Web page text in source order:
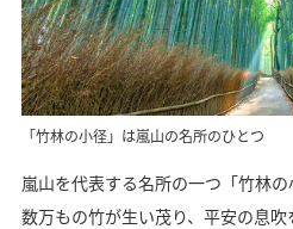
「竹林の小径」は嵐山の名所のひとつ
嵐山を代表する名所の一つ「竹林の
数万もの竹が生い茂り、平安の息吹